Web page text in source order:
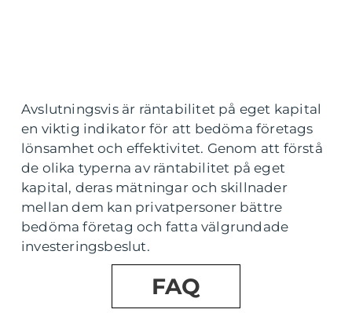
Avslutningsvis är räntabilitet på eget kapital
en viktig indikator för att bedöma företags
lönsamhet och effektivitet. Genom att förstå
de olika typerna av räntabilitet på eget
kapital, deras mätningar och skillnader
mellan dem kan privatpersoner bättre
bedöma företag och fatta välgrundade
investeringsbeslut.
FAQ